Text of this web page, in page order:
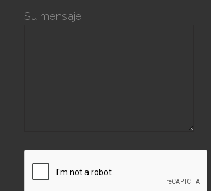
Su mensaje